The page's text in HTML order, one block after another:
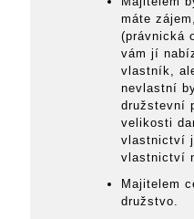
máte
(právnická
vám jí
vlastník,
nevlastní
družstevní
velikosti
vlastnictví
vlastnictví
Majitelem
družstvo.